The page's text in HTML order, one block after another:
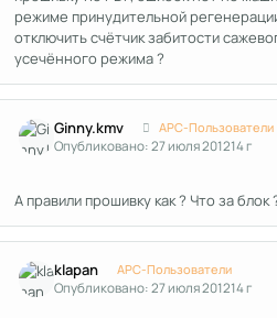
режиме принудительной
отключить счётчик забитости
усечённого режима ?
Ginny.kmv APC-Пользователи
Опубликовано:27 июля 201214 г
А правили прошивку как ? Что за блок
klapan APC-Пользователи
Опубликовано:27 июля 201214 г